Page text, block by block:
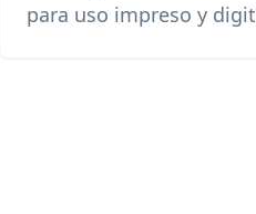
para uso impreso y